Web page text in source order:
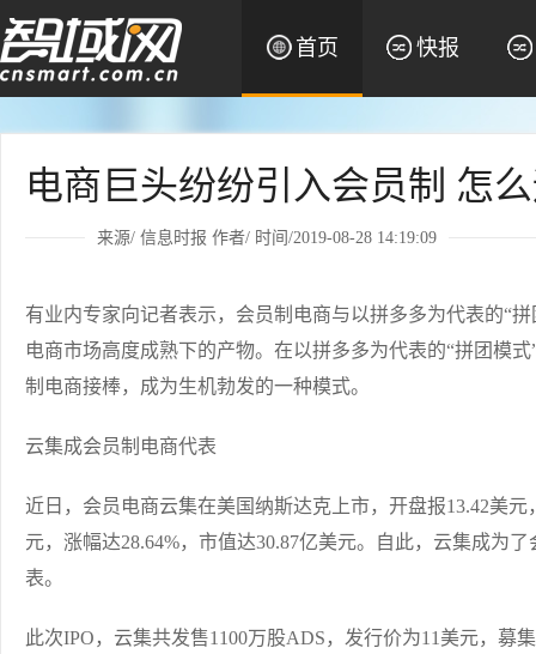
首页 快报
电商巨头纷纷引入会员制 怎
来源/ 信息时报 作者/ 时间/2019-08-28 14:19:09
有业内专家向记者表示，会员制电商与以拼多多为代表的“
电商市场高度成熟下的产物。在以拼多多为代表的“拼团模
制电商接棒，成为生机勃发的一种模式。
云集成会员制电商代表
近日，会员电商云集在美国纳斯达克上市，开盘报13.42美
元，涨幅达28.64%，市值达30.87亿美元。自此，云集成为
表。
此次IPO，云集共发售1100万股ADS，发行价为11美元，募